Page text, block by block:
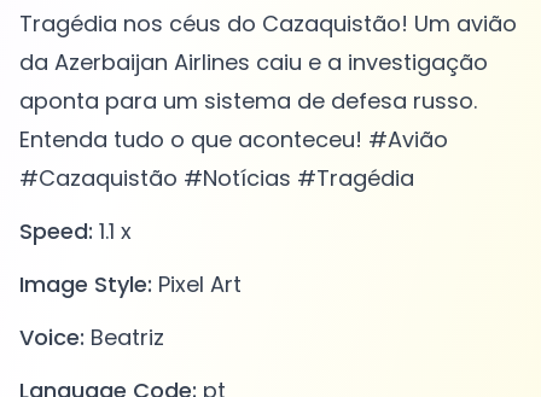
Tragédia nos céus do Cazaquistão! Um avião
da Azerbaijan Airlines caiu e a investigação
aponta para um sistema de defesa russo.
Entenda tudo o que aconteceu! #Avião
#Cazaquistão #Notícias #Tragédia
Speed: 1.1 x
Image Style: Pixel Art
Voice: Beatriz
Language Code: pt